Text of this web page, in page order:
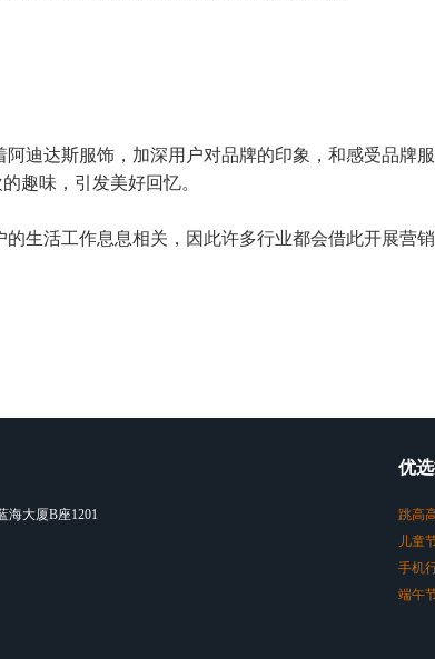
迪达斯服饰，加深用户对品牌的印象，和感受品牌服
趣味，引发美好回忆。
生活工作息息相关，因此许多行业都会借此开展营
海大厦B座1201
优
跳高
儿童
手机
端午